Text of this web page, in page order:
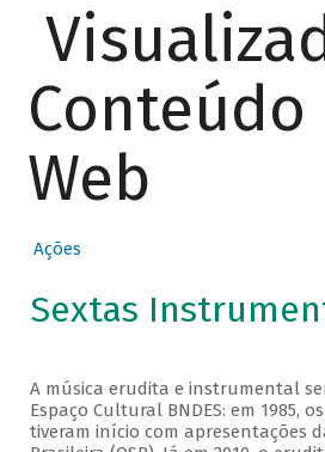
Conteúdo
Web
Ações
Sextas
A música erudita e instrumental
Espaço Cultural BNDES: em 1985,
tiveram início com apresentações